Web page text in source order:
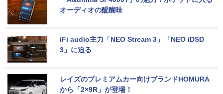
オーディオの醍醐味
iFi audio主力「NEO Stream 3」「NEO iDSD
3」に迫る
レイズのプレミアムカー向けブランドHOMURA
から「2×9R」が登場！